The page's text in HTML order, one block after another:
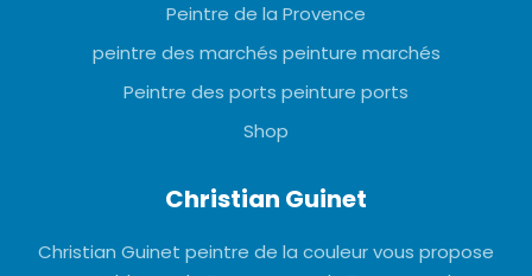
Peintre de la Provence
peintre des marchés peinture marchés
Peintre des ports peinture ports
Shop
Christian Guinet
Christian Guinet peintre de la couleur vous propose